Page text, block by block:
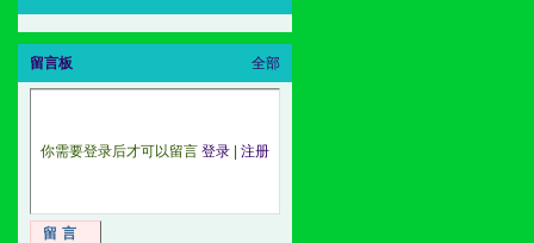
留言板 全部
你需要登录后才可以留言 登录 注册
留言